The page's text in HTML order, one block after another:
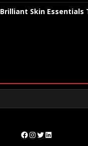
Brilliant Skin Essentials
Facebook
Instagram
Twitter
LinkedIn